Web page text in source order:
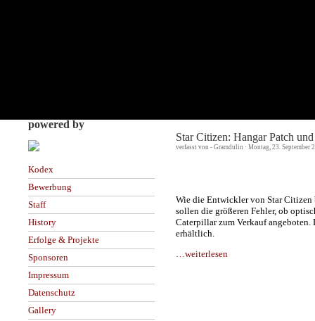
powered by
Kodex
Bewerbung
Staff
History
Erfolge & Projekte
Sponsoren
Impressum
Datenschutz
Gallery
Star Citizen: Hangar Patch
verfasst von - Gramdulin · Montag, 23. September
Wie die Entwickler von Star Citizen
sollen die größeren Fehler, ob
Caterpillar zum Verkauf
erhältlich.
…weiterlesen